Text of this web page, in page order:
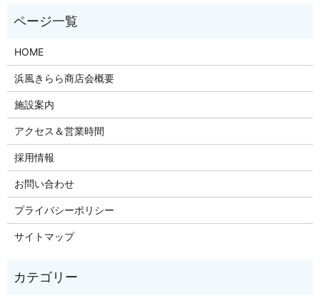
HOME
浜風きらら商店会概要
施設案内
アクセス＆営業時間
採用情報
お問い合わせ
プライバシーポリシー
サイトマップ